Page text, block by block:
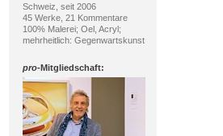
Schweiz, seit 2006
45 Werke, 21 Kommentare
100% Malerei; Oel, Acryl;
mehrheitlich: Gegenwartskunst
pro-Mitgliedschaft: